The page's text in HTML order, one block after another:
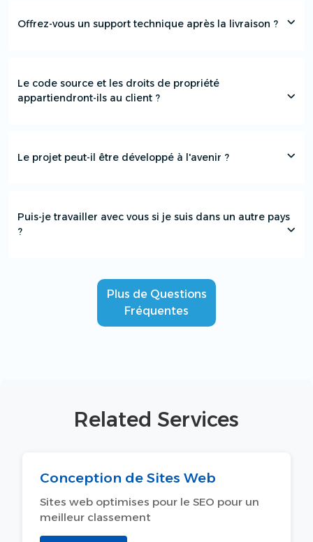
Offrez-vous un support technique après la livraison ?
Le code source et les droits de propriété
appartiendront-ils au client ?
Le projet peut-il être développé à l'avenir ?
Puis-je travailler avec vous si je suis dans un autre pays
?
Plus de Questions
Fréquentes
Related Services
Conception de Sites Web
Sites web optimises pour le SEO pour un
meilleur classement